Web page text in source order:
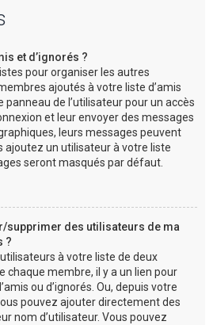
et d’ignorés ?
pour organiser les autres
ajoutés à votre liste d’amis
de l’utilisateur pour un accès
et leur envoyer des messages
leurs messages peuvent
ajoutez un utilisateur à votre liste
seront masqués par défaut.
supprimer des utilisateurs de ma
?
à votre liste de deux
chaque membre, il y a un lien pour
ou d’ignorés. Ou, depuis votre
pouvez ajouter directement des
nom d’utilisateur. Vous pouvez